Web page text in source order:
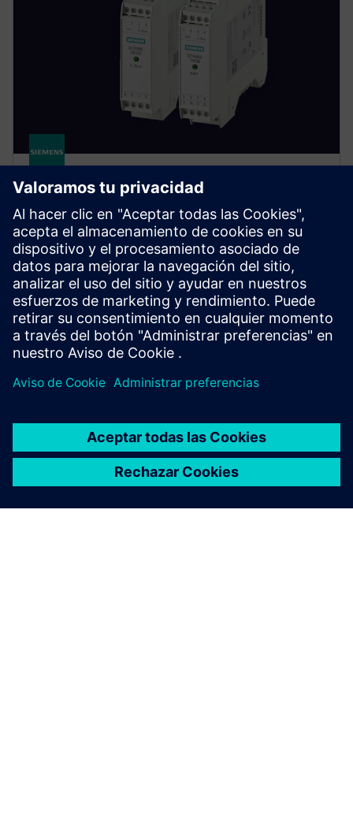
SITRANS TR320/TR420
Garantiza una medición continua con SITRANS
TH420. Su función de respaldo en caliente activa
automáticamente los sensores en caso de falla, así se
evitan la pérdida de datos y las paradas de
producción.